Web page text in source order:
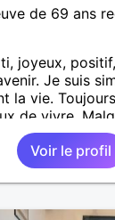
de 69 ans
joyeux,
Je suis
la vie.
de vivre.
pour une
de joie, de
Déjà
puis
Voir le profil